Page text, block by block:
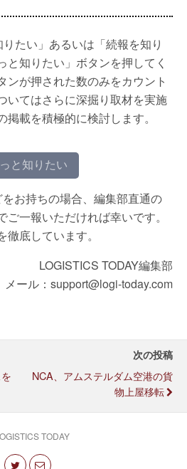
たい」あるいは「続報を知り
と知りたい」ボタンを押してく
ンが押された数のみをカウント
いてはさらに深掘り取材を実施
載を積極的に検討します。
と知りたい
お持ちの場合、編集部直通の
一報いただければ幸いです。
底しています。
LOGISTICS TODAY編集部
メール：support@logi-today.com
次の投稿
NCA、アムステルダム空港の貨
物上屋移転
TODAY